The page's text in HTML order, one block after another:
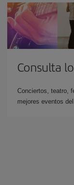
Consulta
Conciertos, teatro,
mejores eventos